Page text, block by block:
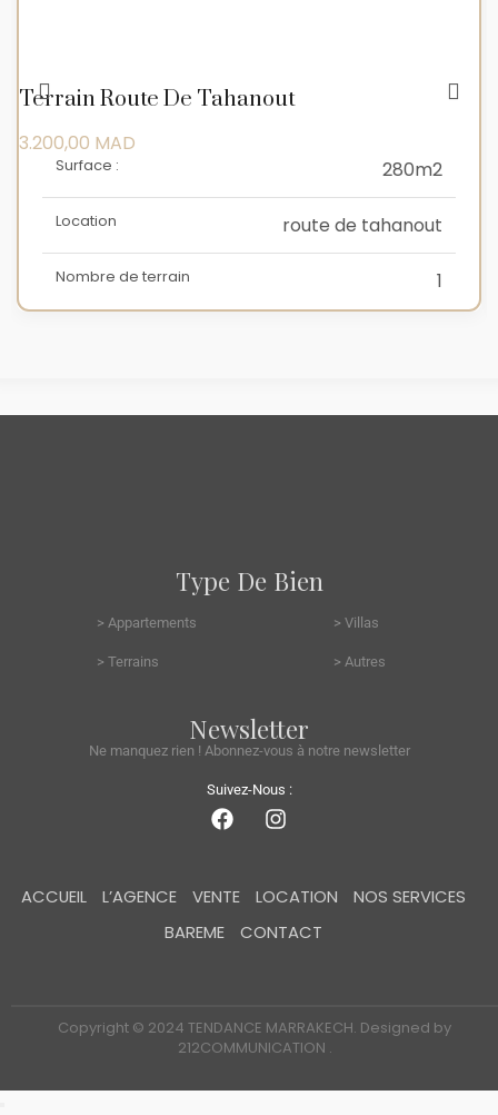
Terrain Route De Tahanout
3.200,00 MAD
Surface : 280m2
Location route de tahanout
Nombre de terrain 1
Type De Bien
> Appartements > Villas
> Terrains > Autres
Newsletter
Ne manquez rien ! Abonnez-vous à notre newsletter
Suivez-Nous :
ACCUEIL L’AGENCE VENTE LOCATION
NOS SERVICES
BAREME
CONTACT
Copyright © 2024 TENDANCE MARRAKECH. Designed by
212COMMUNICATION .